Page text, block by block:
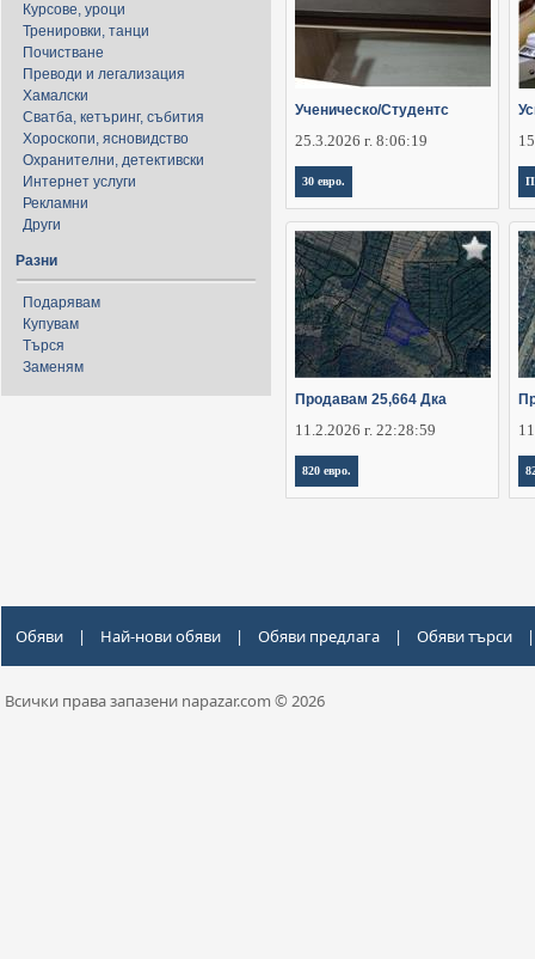
Курсове, уроци
Тренировки, танци
Почистване
Преводи и легализация
Хамалски
Сватба, кетъринг, събития
Хороскопи, ясновидство
Охранителни, детективски
Интернет услуги
Рекламни
Други
Разни
Подарявам
Купувам
Търся
Заменям
Ученическо/Студентс
25.3.2026 г. 8:06:19
30 евро.
Продавам 25,664 Дка
11.2.2026 г. 22:28:59
820 евро.
Обяви | Най-нови обяви | Обяви предлага | Обяви търси |
Всички права запазени napazar.com © 2026